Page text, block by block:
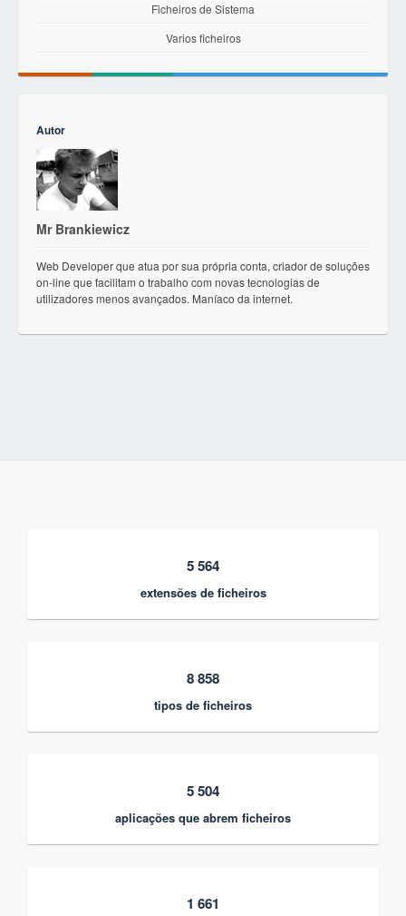
Ficheiros de Sistema
Varios ficheiros
Autor
Mr Brankiewicz
Web Developer que atua por sua própria conta, criador de soluções
on-line que facilitam o trabalho com novas tecnologias de
utilizadores menos avançados. Maníaco da internet.
5 564
extensões de ficheiros
8 858
tipos de ficheiros
5 504
aplicações que abrem ficheiros
1 661